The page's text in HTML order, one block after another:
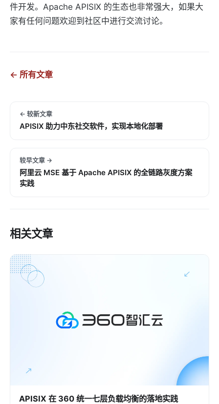
件开发。Apache APISIX 的生态也非常强大，如果大
家有任何问题欢迎到社区中进行交流讨论。
← 所有文章
← 较新文章
APISIX 助力中东社交软件，实现本地化部署
较早文章 →
阿里云 MSE 基于 Apache APISIX 的全链路灰度方案
实践
相关文章
APISIX 在 360 统一七层负载均衡的落地实践